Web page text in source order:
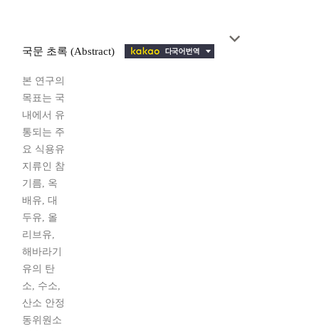
국문 초록 (Abstract)
본 연구의
목표는 국
내에서 유
통되는 주
요 식용유
지류인 참
기름, 옥
배유, 대
두유, 올
리브유,
해바라기
유의 탄
소, 수소,
산소 안정
동위원소